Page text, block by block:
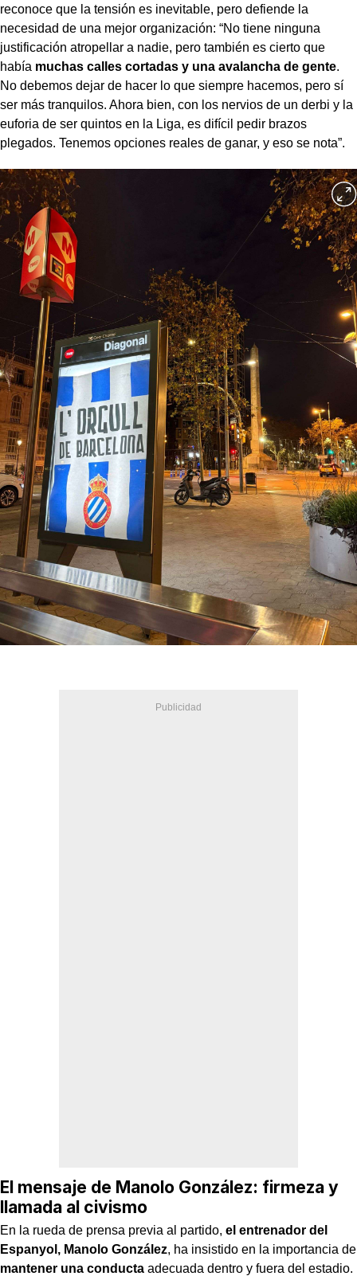
reconoce que la tensión es inevitable, pero defiende la
necesidad de una mejor organización: “No tiene ninguna
justificación atropellar a nadie, pero también es cierto que
había muchas calles cortadas y una avalancha de gente.
No debemos dejar de hacer lo que siempre hacemos, pero sí
ser más tranquilos. Ahora bien, con los nervios de un derbi y la
euforia de ser quintos en la Liga, es difícil pedir brazos
plegados. Tenemos opciones reales de ganar, y eso se nota”.
El mensaje de Manolo González: firmeza y
llamada al civismo
En la rueda de prensa previa al partido, el entrenador del
Espanyol, Manolo González, ha insistido en la importancia de
mantener una conducta adecuada dentro y fuera del estadio.